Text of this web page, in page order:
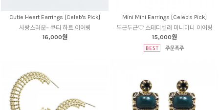
Cutie Heart Earrings [Celeb's Pick]
사랑스러운~ 큐티 하트 이어링
16,000원
Mini Mini Earrings [Celeb's Pick]
두근두근♡ 스테디셀러 미니미니 이어링
15,000원